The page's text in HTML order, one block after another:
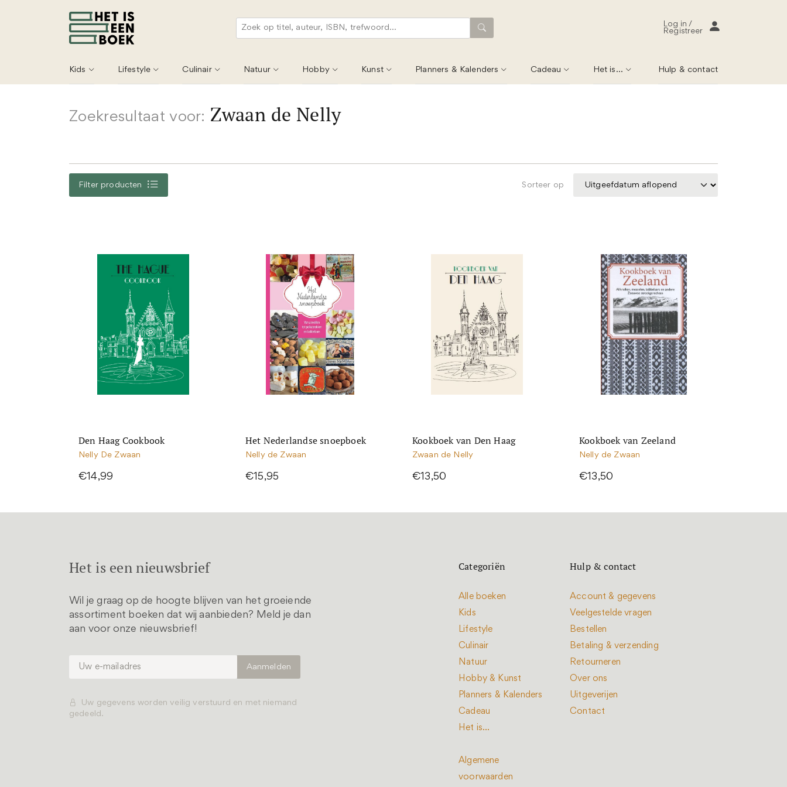
Log in /
Registreer
Kids Lifestyle Culinair Natuur Hobby Kunst Planners & Kalenders Cadeau Het is... Hulp & contact
Zoekresultaat voor: Zwaan de Nelly
Filter producten Sorteer op
Den Haag Cookbook
Nelly De Zwaan
€14,99
Het Nederlandse snoepboek
Nelly de Zwaan
€15,95
Kookboek van Den Haag
Zwaan de Nelly
€13,50
Kookboek van Zeeland
Nelly de Zwaan
€13,50
Het is een nieuwsbrief
Wil je graag op de hoogte blijven van het groeiende
assortiment boeken dat wij aanbieden? Meld je dan
aan voor onze nieuwsbrief!
Uw gegevens worden veilig verstuurd en met niemand
gedeeld.
Categoriën
Alle boeken
Kids
Lifestyle
Culinair
Natuur
Hobby & Kunst
Planners & Kalenders
Cadeau
Het is...
Algemene
voorwaarden
Hulp & contact
Account & gegevens
Veelgestelde vragen
Bestellen
Betaling & verzending
Retourneren
Over ons
Uitgeverijen
Contact